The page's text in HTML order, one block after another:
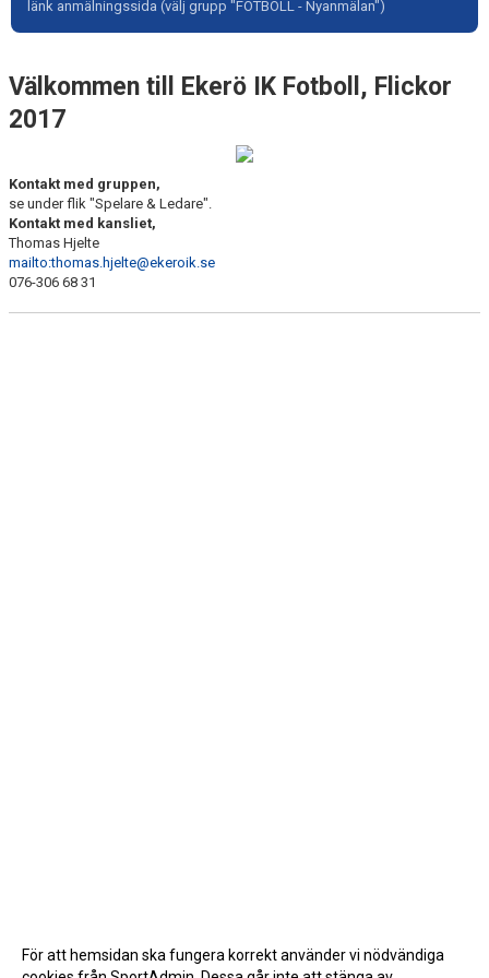
SPELARE & LEDARE
länk anmälningssida (välj grupp "FOTBOLL - Nyanmälan")
Välkommen till Ekerö IK Fotboll, Flickor
2017
Kontakt med gruppen,
se under flik "Spelare & Ledare".
Kontakt med kansliet,
Thomas Hjelte
mailto:thomas.hjelte@ekeroik.se
076-306 68 31
För att hemsidan ska fungera korrekt använder vi nödvändiga